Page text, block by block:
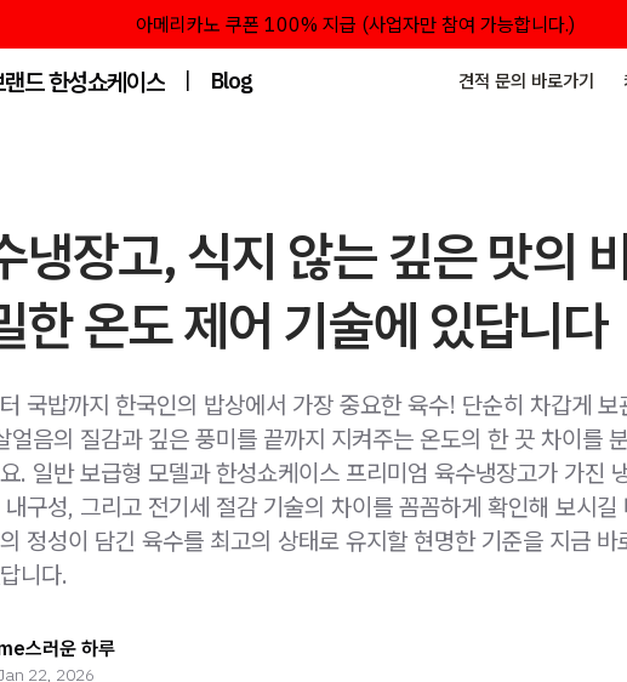
아메리카노 쿠폰 100% 지급 (사업자만 참여 가능합니다.)
드 한성쇼케이스 | Blog 견적 문의 바로가기
냉장고, 식지 않는 깊은 맛의
한 온도 제어 기술에 있답니다
국밥까지 한국인의 밥상에서 가장 중요한 육수! 단순히 차갑게 보
얼음의 질감과 깊은 풍미를 끝까지 지켜주는 온도의 한 끗 차이를
. 일반 보급형 모델과 한성쇼케이스 프리미엄 육수냉장고가 가진
내구성, 그리고 전기세 절감 기술의 차이를 꼼꼼하게 확인해 보시길
정성이 담긴 육수를 최고의 상태로 유지할 현명한 기준을 지금 바
니다.
스러운 하루
22, 2026